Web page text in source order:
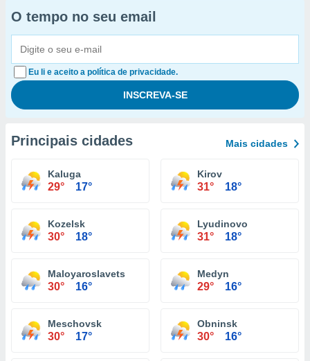
O tempo no seu email
Eu li e aceito a política de privacidade.
Principais cidades Mais cidades
Kaluga
29° 17°
Kirov
31° 18°
Kozelsk
30° 18°
Lyudinovo
31° 18°
Maloyaroslavets
30° 16°
Medyn
29° 16°
Meschovsk
30° 17°
Obninsk
30° 16°